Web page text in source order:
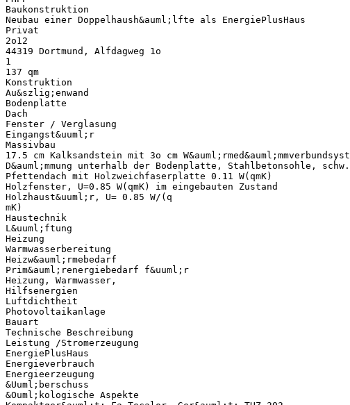
Baukonstruktion
Neubau einer Doppelhaush&auml;lfte als EnergiePlusHaus
Privat
2o12
44319 Dortmund, Alfdagweg 1o
1
137 qm
Konstruktion
Au&szlig;enwand
Bodenplatte
Dach
Fenster / Verglasung
Eingangst&uuml;r
Massivbau
17.5 cm Kalksandstein mit 3o cm
D&auml;mmung unterhalb der Bodenplatte, Stahlbetonsohle,
Pfettendach mit Holzweichfaserplatte 0.11 W(qmK)
Holzfenster, U=0.85 W(qmK) im eingebauten Zustand
Holzhaust&uuml;r, U= 0.85 W/(q
mK)
Haustechnik
L&uuml;ftung
Heizung
Warmwasserbereitung
Heizw&auml;rmebedarf
Prim&auml;renergiebedarf f&uuml;r
Heizung, Warmwasser,
Hilfsenergien
Luftdichtheit
Photovoltaikanlage
Bauart
Technische Beschreibung
Leistung /Stromerzeugung
EnergiePlusHaus
Energieverbrauch
Energieerzeugung
&Uuml;berschuss
&Ouml;kologische Aspekte